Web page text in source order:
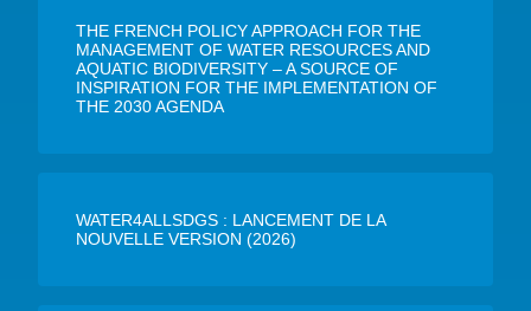
THE FRENCH POLICY APPROACH FOR THE
MANAGEMENT OF WATER RESOURCES AND
AQUATIC BIODIVERSITY – A SOURCE OF
INSPIRATION FOR THE IMPLEMENTATION OF
THE 2030 AGENDA
WATER4ALLSDGS : LANCEMENT DE LA
NOUVELLE VERSION (2026)